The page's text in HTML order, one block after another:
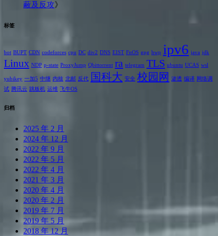
蔽及反攻》
标签
bot BUPT CDN codeforces cpu DC div2 DNS EIST FnOS gpg hwp ipv6 java jdk
Linux NDP p-state ProxyJump Qbittorrent ra telegram TLS ubuntu UCAS wsl
yubikey 一加5 中继 内核 北邮 反代 国科大 安全 校园网 渗透 编译 网络调
试 腾讯云 跳板机 运维 飞牛OS
归档
2025 年 2 月
2024 年 12 月
2022 年 9 月
2022 年 5 月
2022 年 4 月
2021 年 3 月
2020 年 4 月
2020 年 2 月
2019 年 7 月
2019 年 5 月
2018 年 12 月